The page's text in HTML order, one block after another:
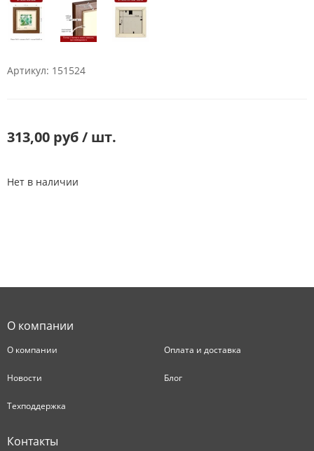
Артикул: 151524
313,00 руб / шт.
Нет в наличии
О компании
О компании Оплата и доставка
Новости Блог
Техподдержка
Контакты